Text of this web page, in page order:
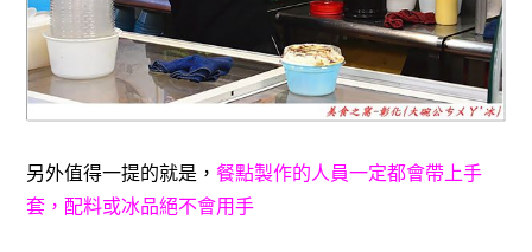
另外值得一提的就是， 餐點製作的人員一定都會帶上手
套，配料或冰品絕不會用手